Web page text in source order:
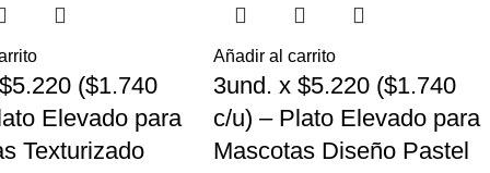
($1.740
Elevado para
Texturizado
Añadir al carrito
3und. x $5.220 ($1.740
c/u) – Plato Elevado para
Mascotas Diseño Pastel